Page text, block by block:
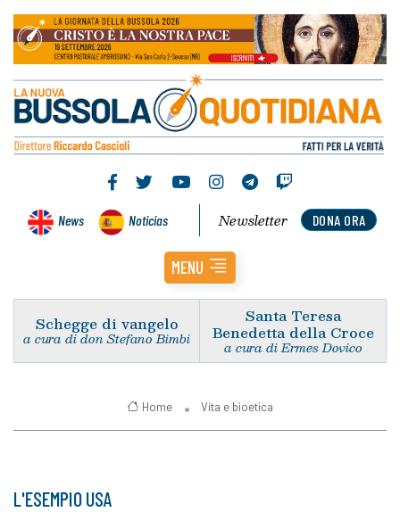
News Noticias DONA ORA
Newsletter
MENU
Schegge di vangelo
a cura di don Stefano Bimbi
Santa Teresa
Benedetta della Croce
a cura di Ermes Dovico
Home Vita e bioetica
L'ESEMPIO USA